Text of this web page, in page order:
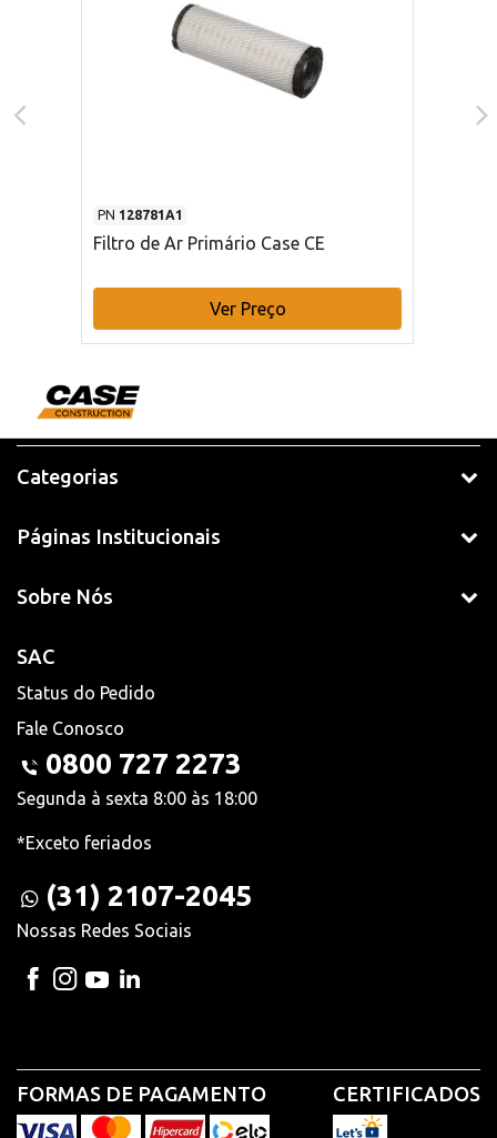
PN 128781A1
Filtro de Ar Primário Case CE
Ver Preço
Categorias
Páginas Institucionais
Sobre Nós
SAC
Status do Pedido
Fale Conosco
0800 727 2273
Segunda à sexta 8:00 às 18:00
*Exceto feriados
(31) 2107-2045
Nossas Redes Sociais
FORMAS DE PAGAMENTO CERTIFICADOS